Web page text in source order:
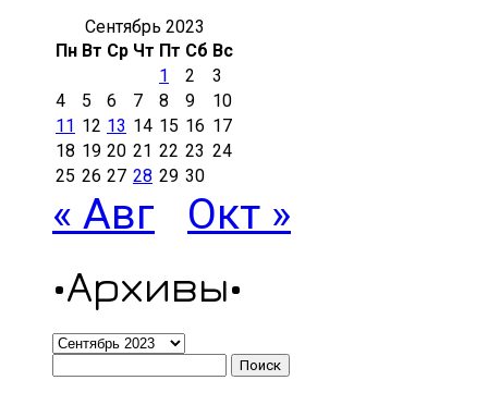
Сентябрь 2023
Пн Вт Ср Чт Пт Сб Вс
1
2
3
4
5 6 7 8 9
10
11 12 13 14 15 16 17
18 19 20 21 22 23 24
25 26 27 28 29 30
« Авг Окт »
•Архивы•
•Архивы•